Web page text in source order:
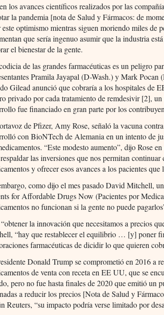
los avances científicos realizados por las
la pandemia [nota de Salud y Fármacos: de
este optimismo mientras siguen moriendo miles de
que sería ingenuo asumir que la industria
el bienestar de la gente.
de las grandes farmacéuticas es un peligro
Pramila Jayapal (D-Wash.) y Mark Pocan
Gilead anunció que cobraría a los hospitales de
privado por cada tratamiento de remdesivir [2],
fue financiado en gran parte por los
de Pfizer, Amy Rose, señaló la vacuna
con BioNTech de Alemania en un intento de
“Este modesto aumento”, dijo Rose
las inversiones que nos permitan continuar
y ofrecer esos avances a los pacientes que
como dijo el mes pasado David Mitchell,
for Affordable Drugs Now (Pacientes por
no funcionan si la gente no puede
la innovación que necesitamos a precios
“hay que restablecer el equilibrio … [y] poner
farmacéuticas de dicidir lo que quieren
Donald Trump se comprometió en 2016 a
de venta con receta en EE UU, que se
pero no fue hasta finales de 2020 que emitió un
a reducir los precios [Nota de Salud y
Reuters, “su impacto podría verse limitado por